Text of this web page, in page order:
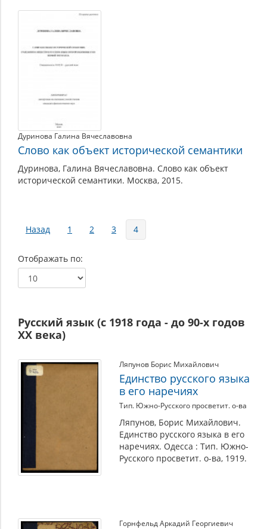
Дуринова Галина Вячеславовна
Слово как объект исторической семантики
Дуринова, Галина Вячеславовна. Слово как объект
исторической семантики. Москва, 2015.
Страницы
Назад 1 2 3 4
Отображать по
Русский язык (с 1918 года - до 90-х годов
ХХ века)
Ляпунов Борис Михайлович
Единство русского языка
в его наречиях
Тип. Южно-Русского просветит. о-ва
Ляпунов, Борис Михайлович.
Единство русского языка в его
наречиях. Одесса : Тип. Южно-
Русского просветит. о-ва, 1919.
Горнфельд Аркадий Георгиевич